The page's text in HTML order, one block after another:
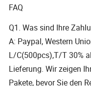
FAQ
Q1. Was sind Ihre
A: Paypal, Western
L/C(500pcs),T/T 30%
Lieferung. Wir zeigen
Pakete, bevor Sie den